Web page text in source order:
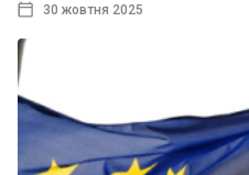
30 жовтня 2025